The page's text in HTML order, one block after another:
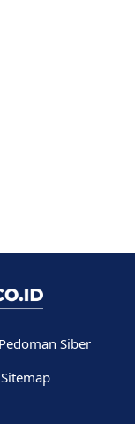
Pedoman Siber
Sitemap